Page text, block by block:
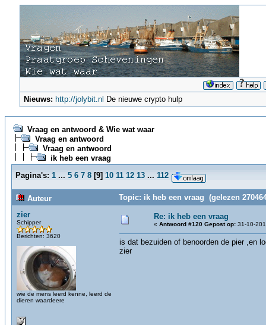
Nieuws: http://jolybit.nl De nieuwe crypto hulp
Vraag en antwoord & Wie wat waar
Vraag en antwoord
Vraag en antwoord
ik heb een vraag
Pagina's: 1 ... 5 6 7 8 [9] 10 11 12 13 ... 112
Auteur
Topic: ik heb een vraag (gelezen
zier
Schipper
Berichten: 3620
wie de mens leerd kenne, leerd de
dieren waardeere
Re: ik heb een vraag
« Antwoord #120 Gepost op: 31-10-
is dat bezuiden of benoorden de pier ,en
zier